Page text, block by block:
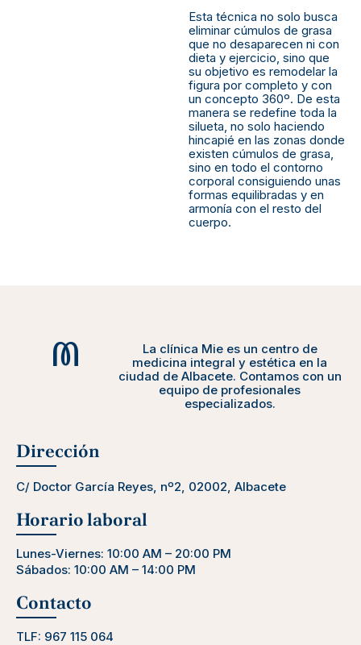
Esta técnica no solo busca
eliminar cúmulos de grasa
que no desaparecen ni con
dieta y ejercicio, sino que
su objetivo es remodelar la
figura por completo y con
un concepto 360º. De esta
manera se redefine toda la
silueta, no solo haciendo
hincapié en las zonas donde
existen cúmulos de grasa,
sino en todo el contorno
corporal consiguiendo unas
formas equilibradas y en
armonía con el resto del
cuerpo.
La clínica Mie es un centro de
medicina integral y estética en la
ciudad de Albacete. Contamos con un
equipo de profesionales
especializados.
Dirección
C/ Doctor García Reyes, nº2, 02002, Albacete
Horario laboral
Lunes-Viernes: 10:00 AM – 20:00 PM
Sábados: 10:00 AM – 14:00 PM
Contacto
TLF: 967 115 064